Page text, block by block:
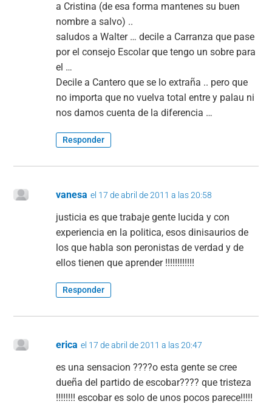
a Cristina (de esa forma mantenes su buen
nombre a salvo) ..
saludos a Walter … decile a Carranza que pase
por el consejo Escolar que tengo un sobre para
el …
Decile a Cantero que se lo extraña .. pero que
no importa que no vuelva total entre y palau ni
nos damos cuenta de la diferencia …
Responder
vanesa el 17 de abril de 2011 a las 20:58
justicia es que trabaje gente lucida y con
experiencia en la politica, esos dinisaurios de
los que habla son peronistas de verdad y de
ellos tienen que aprender !!!!!!!!!!!!
Responder
erica el 17 de abril de 2011 a las 20:47
es una sensacion ????o esta gente se cree
dueña del partido de escobar???? que tristeza
!!!!!!!! escobar es solo de unos pocos parece!!!!!